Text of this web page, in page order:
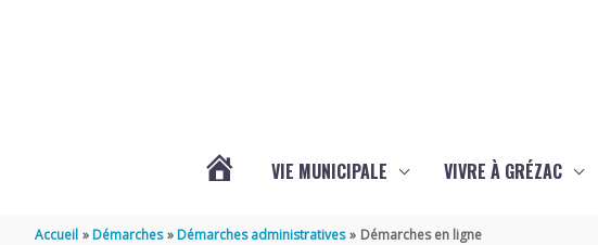
VIE MUNICIPALE VIVRE À GRÉZAC
Accueil Démarches Démarches administratives Démarches en ligne